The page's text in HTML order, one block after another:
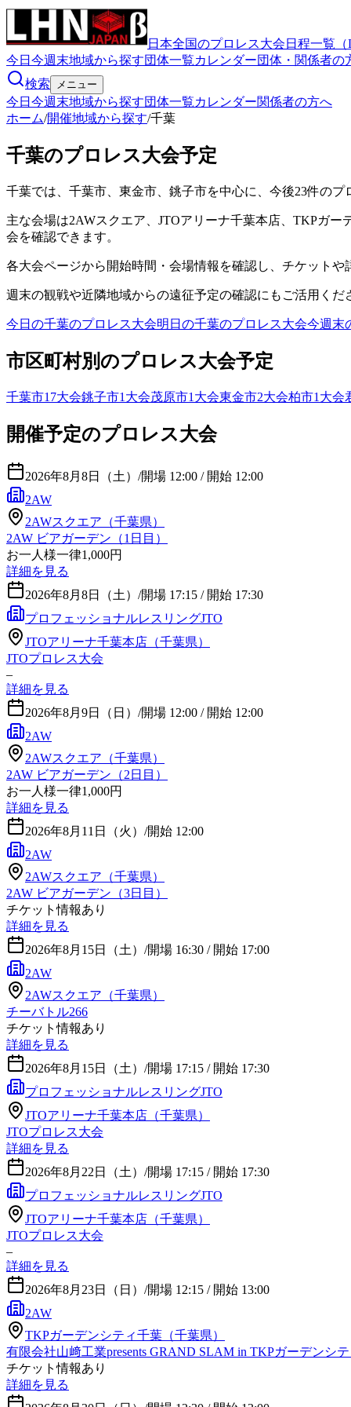
日本全国のプロレス大会日程一覧（
今日 今週末地域から探す団体一覧カレンダー団体・関係者の
検索
メニュー
今日 今週末地域から探す団体一覧カレンダー関係者の方へ
ホーム/開催地域から探す/千葉
千葉のプロレス大会予定
千葉では、千葉市、東金市、銚子市を中心に、今後23件のプ
主な会場は2AWスクエア、JTOアリーナ千葉本店、TKPガ
会を確認できます。
各大会ページから開始時間・会場情報を確認し、チケットや
週末の観戦や近隣地域からの遠征予定の確認にもご活用くだ
今日の千葉のプロレス大会明日の千葉のプロレス大会今週末
市区町村別のプロレス大会予定
千葉市17大会銚子市1 大会茂原市1 大会東金市2大会柏市1 大会
開催予定のプロレス大会
2026年8月8日（土） /開場 12:00 / 開始 12:00
2AW
2AWスクエア（千葉県）
2AW ビアガーデン（1日目）
お一人様一律1,000円
詳細を見る
2026年8月8日（土） /開場 17:15 / 開始 17:30
プロフェッショナルレスリングJTO
JTOアリーナ千葉本店（千葉県）
JTOプロレス大会
–
詳細を見る
2026年8月9日（日） /開場 12:00 / 開始 12:00
2AW
2AWスクエア（千葉県）
2AW ビアガーデン（2日目）
お一人様一律1,000円
詳細を見る
2026年8月11日（火） /開始 12:00
2AW
2AWスクエア（千葉県）
2AW ビアガーデン（3日目）
チケット情報あり
詳細を見る
2026年8月15日（土） /開場 16:30 / 開始 17:00
2AW
2AWスクエア（千葉県）
チーバトル266
チケット情報あり
詳細を見る
2026年8月15日（土） /開場 17:15 / 開始 17:30
プロフェッショナルレスリングJTO
JTOアリーナ千葉本店（千葉県）
JTOプロレス大会
詳細を見る
2026年8月22日（土） /開場 17:15 / 開始 17:30
プロフェッショナルレスリングJTO
JTOアリーナ千葉本店（千葉県）
JTOプロレス大会
–
詳細を見る
2026年8月23日（日） /開場 12:15 / 開始 13:00
2AW
TKPガーデンシティ千葉（千葉県）
有限会社山﨑工業presents GRAND SLAM in TKPガーデンシ
チケット情報あり
詳細を見る